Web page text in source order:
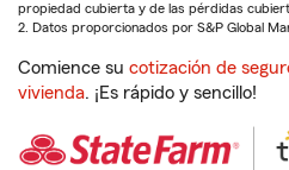
propiedad cubierta y de las pérdidas
2. Datos proporcionados por S&P Global
Comience su cotización de
vivienda. ¡Es rápido y sencillo!